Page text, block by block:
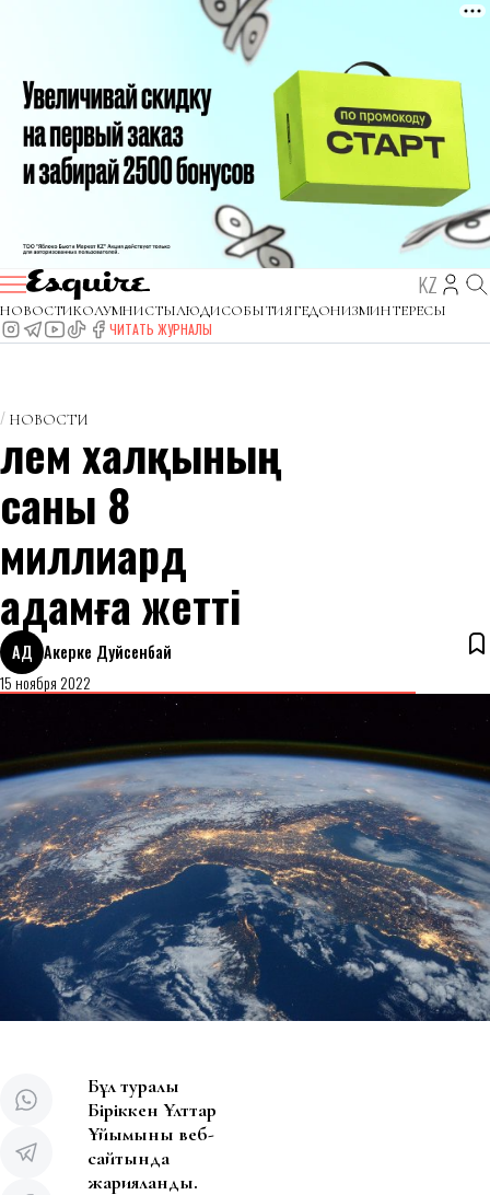
KZ
НОВОСТИКОЛУМНИСТЫЛЮДИСОБЫТИЯГЕДОНИЗМИНТЕРЕСЫ
ЧИТАТЬ ЖУРНАЛЫ
НОВОСТИ
Әлем халқының
саны 8
миллиард
адамға жетті
АД Акерке Дуйсенбай
15 ноября 2022
Бұл туралы
Біріккен Ұлттар
Ұйымының веб-
сайтында
жарияланды.